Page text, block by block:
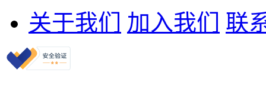
关于我们
加入我们 联